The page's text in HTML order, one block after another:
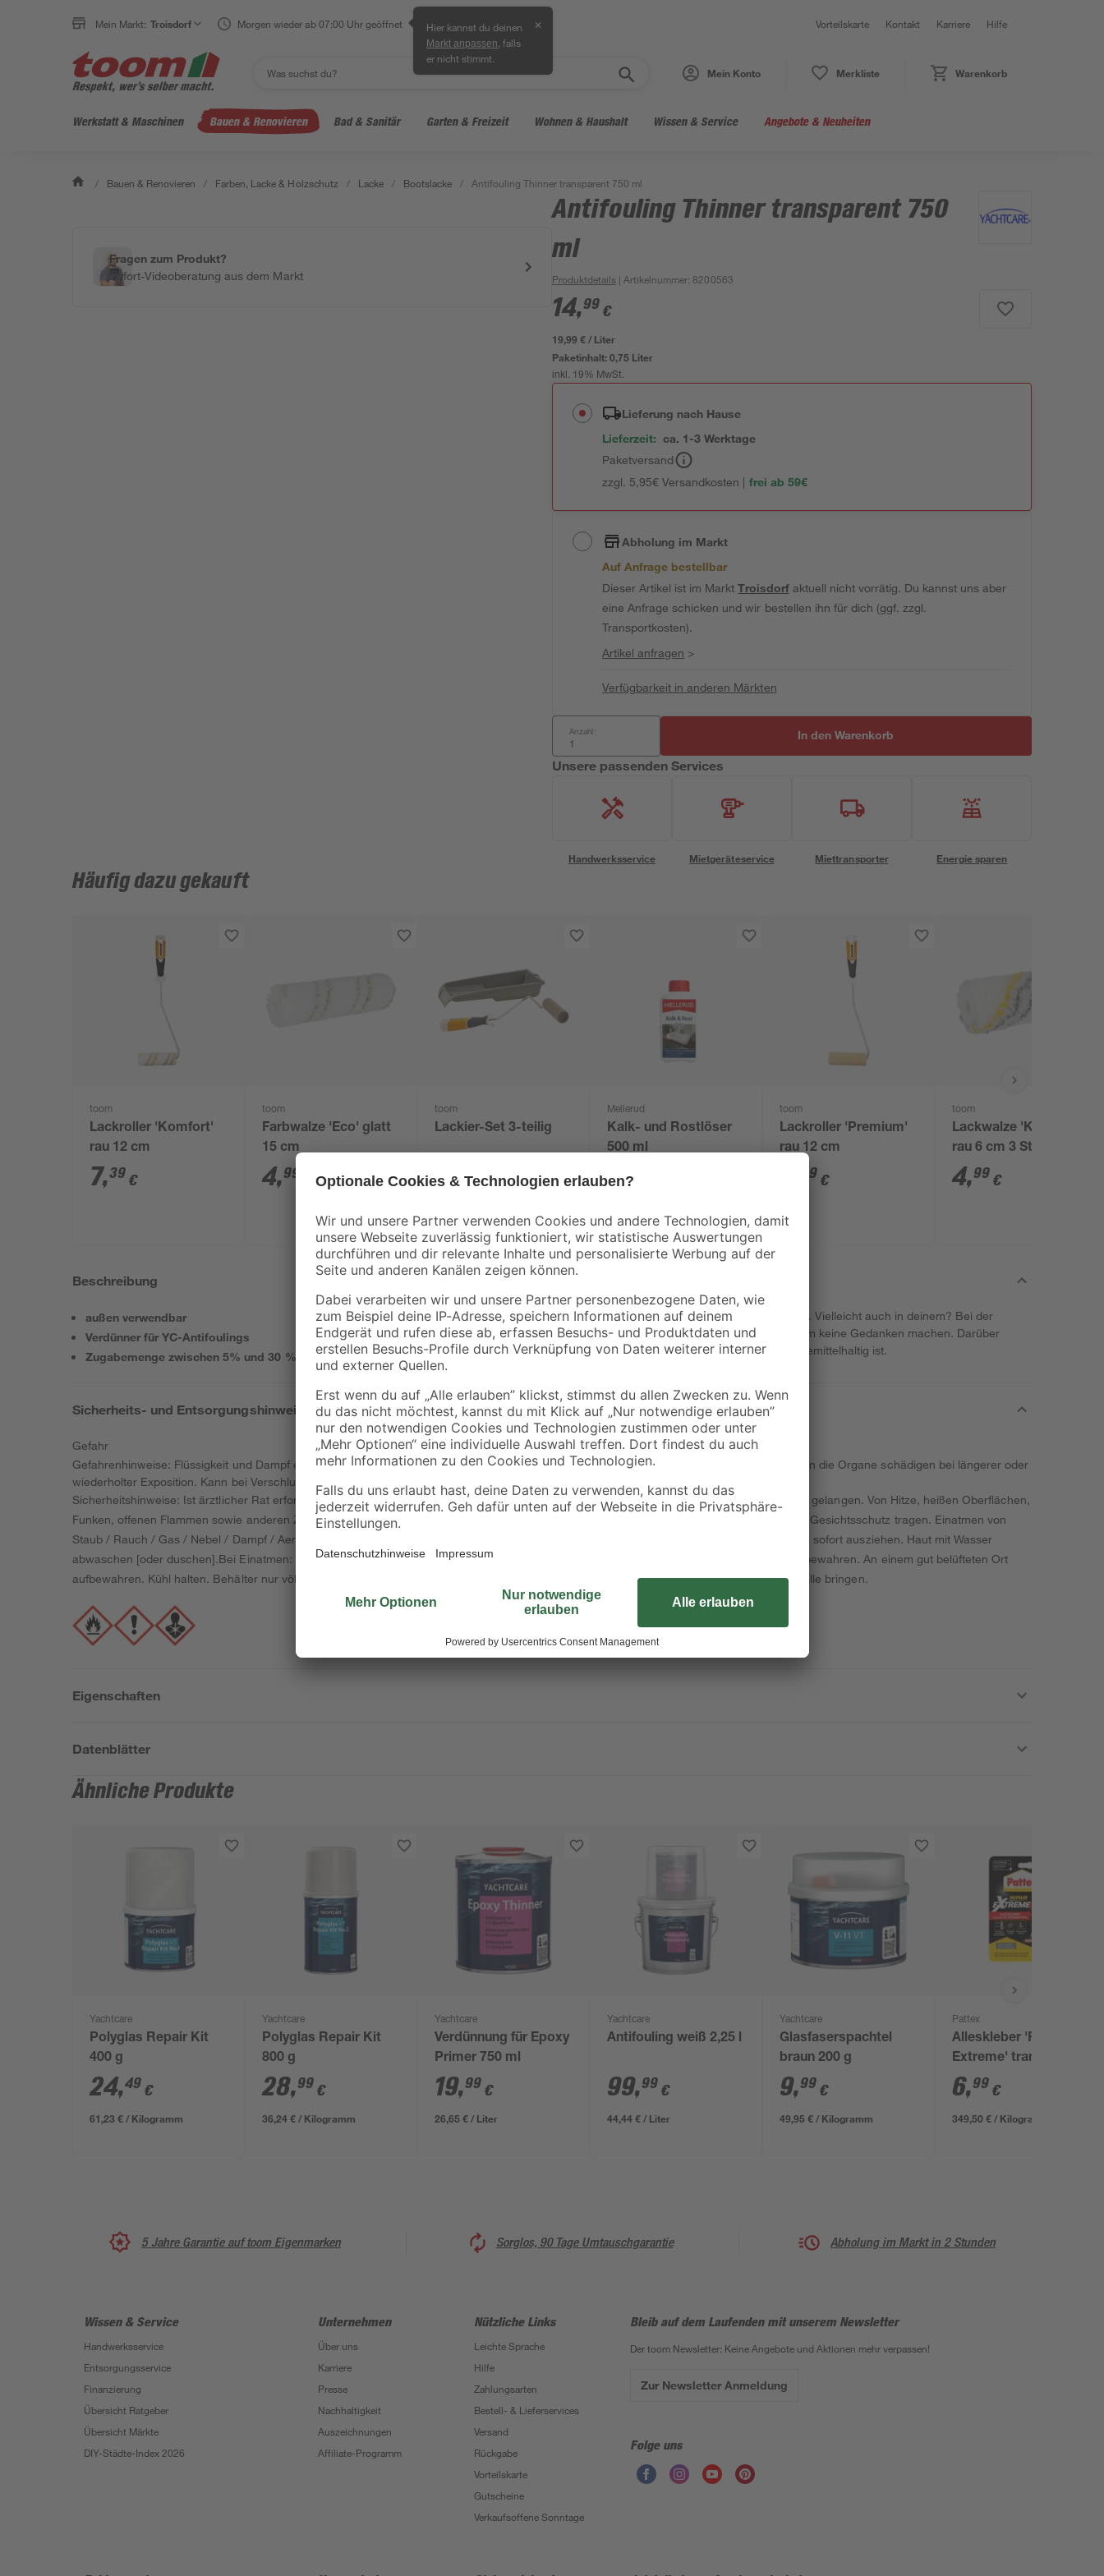
Mein Markt: Troisdorf Morgen wieder ab 07:00 Uhr geöffnet Hier kannst du deinen
Markt anpassen , falls
er nicht stimmt.
✕ Vorteilskarte Kontakt Karriere Hilfe
Mein Konto Merkliste Warenkorb
Werkstatt & Maschinen Bauen & Renovieren Bad & Sanitär Garten & Freizeit Wohnen & Haushalt Wissen & Service Angebote & Neuheiten
/ Bauen & Renovieren / Farben, Lacke & Holzschutz / Lacke / Bootslacke / Antifouling Thinner transparent 750 ml
Fragen zum Produkt?
Sofort-Videoberatung aus dem Markt
Antifouling Thinner transparent 750
ml
Produktdetails | Artikelnummer: 8200563
14,99 €
19,99 € / Liter
Paketinhalt:0,75 Liter
inkl. 19% MwSt.
Lieferung nach Hause
Lieferzeit: ca. 1-3 Werktage
Paketversand
zzgl. 5,95€ Versandkosten | frei ab 59€
Abholung im Markt
Auf Anfrage bestellbar
Dieser Artikel ist im MarktTroisdorfaktuell nicht vorrätig. Du kannst uns aber
eine Anfrage schicken und wir bestellen ihn für dich (ggf. zzgl.
Transportkosten).
Artikel anfragen >
Verfügbarkeit in anderen Märkten
Anzahl: In den Warenkorb
Unsere passenden Services
Handwerksservice Mietgeräteservice Miettransporter Energie sparen
Häufig dazu gekauft
toom
Lackroller 'Komfort'
rau 12 cm
7,39 €
toom
Farbwalze 'Eco' glatt
15 cm
4,99
toom
Lackier-Set 3-teilig
8,99€
Mellerud
Kalk- und Rostlöser
500 ml
7,49
toom
Lackroller 'Premium'
rau 12 cm
69 €
toom
Lackwalze 'Komfort'
rau 6 cm 3 Stück
4,99 €
Beschreibung
außen verwendbar
Verdünner für YC-Antifoulings
Zugabemenge zwischen 5% und 30 %
Beschichtungen sind in vielen Projekten nützlich. Vielleicht auch in deinem? Bei der
Nutzung im Außenbereich musst du dir außerdem keine Gedanken machen. Darüber
hinaus ist es vielfältig in der Streichart, da es lösemittelhaltig ist.
Sicherheits- und Entsorgungshinweise
Gefahr
Gefahrenhinweise: Flüssigkeit und Dampf entzündbar. Gesundheitsschädlich bei Hautkontakt oder Einatmen. Verursacht Hautreizungen. Kann die Organe schädigen bei längerer oder
wiederholter Exposition. Kann bei Verschlucken und Eindringen in die Atemwege tödlich sein.
Sicherheitshinweise: Ist ärztlicher Rat erforderlich, Verpackung oder Kennzeichnungsetikett bereithalten. Darf nicht in die Hände von Kindern gelangen. Von Hitze, heißen Oberflächen,
Funken, offenen Flammen sowie anderen Zündquellenarten fernhalten. Nicht rauchen. Schutzhandschuhe / Schutzkleidung / Augenschutz / Gesichtsschutz tragen. Einatmen von
Staub / Rauch / Gas / Nebel / Dampf / Aerosol vermeiden. Bei Berührung mit der Haut [oder dem Haar]: Alle kontaminierten Kleidungsstücke sofort ausziehen. Haut mit Wasser
abwaschen [oder duschen].Bei Einatmen: Die Person an die frische Luft bringen und für ungehinderte Atmung sorgen. Unter Verschluss aufbewahren. An einem gut belüfteten Ort
aufbewahren. Kühl halten. Behälter nur völlig restentleert der Wertstoffsammlung zuführen! Größere Produktreste zur Problemstoffsammelstelle bringen.
Eigenschaften
Datenblätter
Ähnliche Produkte
Yachtcare
Polyglas Repair Kit
400 g
24,49 €
61,23 € / Kilogramm
Yachtcare
Polyglas Repair Kit
800 g
28,99 €
36,24 € / Kilogramm
Yachtcare
Verdünnung für Epoxy
Primer 750 ml
19,99 €
26,65 € / Liter
Yachtcare
Antifouling weiß 2,25 l
99,99 €
44,44 € / Liter
Yachtcare
Glasfaserspachtel
braun 200 g
9,99 €
49,95 € / Kilogramm
Pattex
Alleskleber 'Repair
Extreme' transparent
20 g
6,99 €
349,50 € / Kilogramm
5 Jahre Garantie auf toom Eigenmarken Sorglos, 90 Tage Umtauschgarantie Abholung im Markt in 2 Stunden
Wissen & Service
Handwerksservice
Entsorgungsservice
Finanzierung
Übersicht Ratgeber
Übersicht Märkte
DIY-Städte-Index 2026
Unternehmen
Über uns
Karriere
Presse
Nachhaltigkeit
Auszeichnungen
Affiliate-Programm
Nützliche Links
Leichte Sprache
Hilfe
Zahlungsarten
Bestell- & Lieferservices
Versand
Rückgabe
Vorteilskarte
Gutscheine
Verkaufsoffene Sonntage
Bleib auf dem Laufenden mit unserem Newsletter
Der toom Newsletter: Keine Angebote und Aktionen mehr verpassen!
Zur Newsletter Anmeldung
Folge uns